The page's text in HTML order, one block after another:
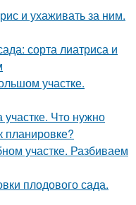
и ухаживать за ним.
сорта лиатриса и
участке.
участке. Что нужно
планировке?
участке. Разбиваем
плодового сада.